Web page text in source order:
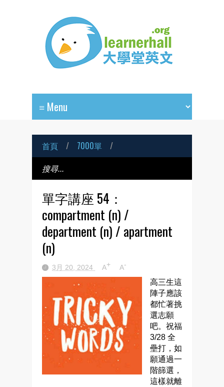
首頁 / 7000單 /
單字講座 54：
compartment (n) /
department (n) / apartment
(n)
3月 20, 2024 A+ A-
高三生這
陣子應該
都忙著挑
選志願
吧。祝福
3/28 全
壘打，如
願通過一
階篩選，
這樣就離